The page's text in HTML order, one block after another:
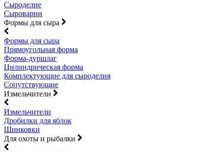
Сыроделие
Сыроварни
Формы для сыра
Формы для сыра
Прямоугольная форма
Форма-дуршлаг
Цилиндрическая форма
Комплектующие для сыроделия
Сопутствующие
Измельчители
Измельчители
Дробилки для яблок
Шинковки
Для охоты и рыбалки